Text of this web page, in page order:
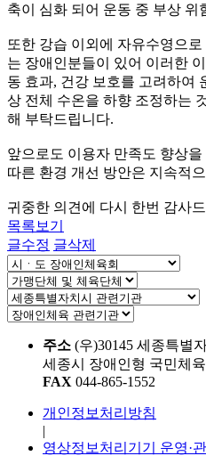
축이 심화 되어 운동 중 부상 위
또한 강습 이외에 자유수영으
는 장애인분들이 있어 이러한
동 효과, 건강 보호를 고려하여
상 전체 수온을 하향 조정하는
해 부탁드립니다.
앞으로도 이용자 만족도 향상
따른 환경 개선 방안은 지속적
귀중한 의견에 다시 한번 감사
목록보기
글수정 글삭제
주소 (우)30145 세종특별
세종시 장애인형 국민체
FAX 044-865-1552
개인정보처리방침
|
영상정보처리기기 운영·